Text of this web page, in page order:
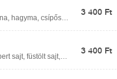
hagyma, csípős
3 400 Ft
sajt, füstölt sajt,
3 400 Ft